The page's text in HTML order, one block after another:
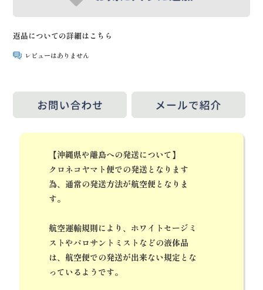
返品についての詳細はこちら
レビューはありません
【沖縄県や離島への発送について】
クロネコヤマト便での発送となります
為、通常の発送方法が航空便となりま
す。
航空運輸規則により、ホワイトセージミ
ストやパロサントミストなどの液体品
は、航空便での発送が出来ない規定とな
っているようです。